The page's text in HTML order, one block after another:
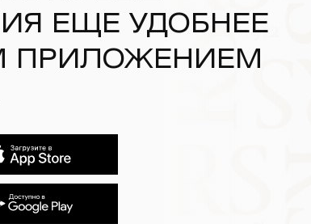
ЕЩЕ УДОБНЕЕ
ПРИЛОЖЕНИЕМ